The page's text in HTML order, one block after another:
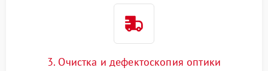
3. Очистка и дефектоскопия оптики